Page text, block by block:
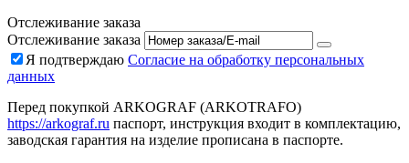
Отслеживание заказа
Отслеживание заказа
Я подтверждаю Согласие на обработку персональных
данных
Перед покупкой ARKOGRAF (ARKOTRAFO)
https://arkograf.ru паспорт, инструкция входит в комплектацию,
заводская гарантия на изделие прописана в паспорте.